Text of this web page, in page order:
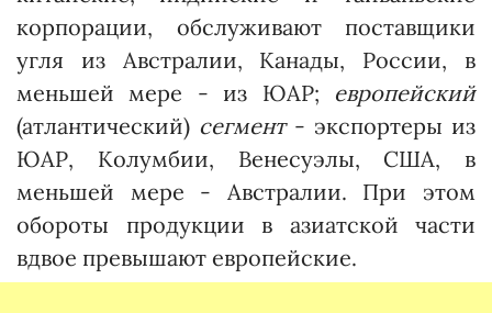
корпорации, обслуживают поставщики
угля из Австралии, Канады, России, в
меньшей мере - из ЮАР; европейский
(атлантический) сегмент- экспортеры из
ЮАР, Колумбии, Венесуэлы, США, в
меньшей мере - Австралии. При этом
обороты продукции в азиатской части
вдвое превышают европейские.